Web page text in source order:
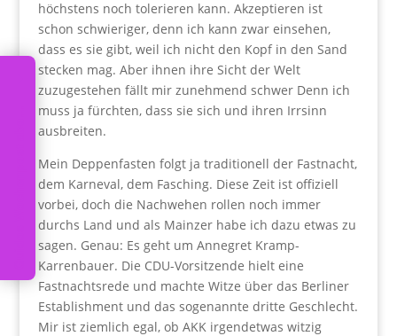
höchstens noch tolerieren kann. Akzeptieren ist
schon schwieriger, denn ich kann zwar einsehen,
dass es sie gibt, weil ich nicht den Kopf in den Sand
stecken mag. Aber ihnen ihre Sicht der Welt
zuzugestehen fällt mir zunehmend schwer Denn ich
muss ja fürchten, dass sie sich und ihren Irrsinn
ausbreiten.
Mein Deppenfasten folgt ja traditionell der Fastnacht,
dem Karneval, dem Fasching. Diese Zeit ist offiziell
vorbei, doch die Nachwehen rollen noch immer
durchs Land und als Mainzer habe ich dazu etwas zu
sagen. Genau: Es geht um Annegret Kramp-
Karrenbauer. Die CDU-Vorsitzende hielt eine
Fastnachtsrede und machte Witze über das Berliner
Establishment und das sogenannte dritte Geschlecht.
Mir ist ziemlich egal, ob AKK irgendetwas witzig